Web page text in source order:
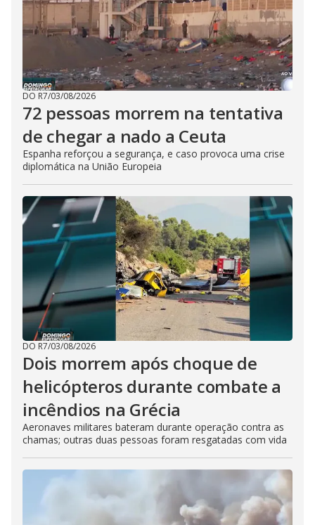
DO R7/03/08/2026
72 pessoas morrem na tentativa
de chegar a nado a Ceuta
Espanha reforçou a segurança, e caso provoca uma crise
diplomática na União Europeia
DO R7/03/08/2026
Dois morrem após choque de
helicópteros durante combate a
incêndios na Grécia
Aeronaves militares bateram durante operação contra as
chamas; outras duas pessoas foram resgatadas com vida